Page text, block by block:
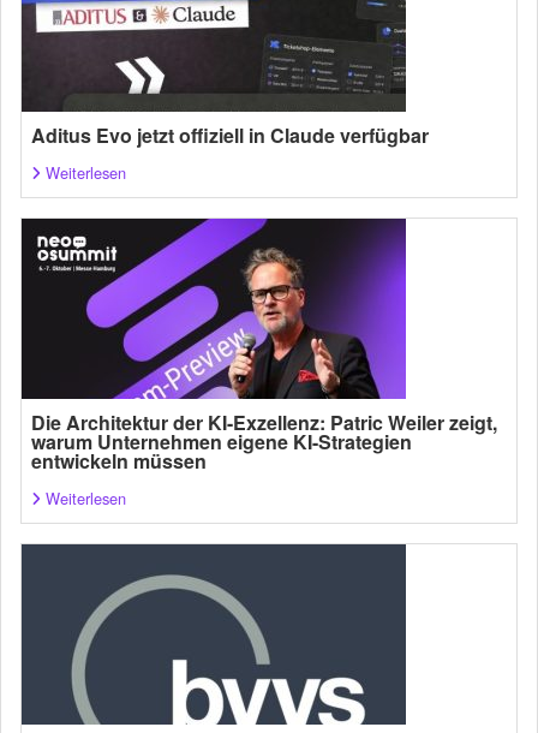
Aditus Evo jetzt offiziell in Claude verfügbar
Weiterlesen
Die Architektur der KI-Exzellenz: Patric Weiler zeigt,
warum Unternehmen eigene KI-Strategien
entwickeln müssen
Weiterlesen